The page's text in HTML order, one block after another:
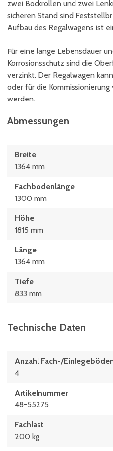
zwei Bockrollen und zwei
sicheren Stand sind
Aufbau des Regalwagens ist
Für eine lange Lebensdauer
Korrosionsschutz sind die
verzinkt. Der Regalwagen
oder für die
werden.
Abmessungen
Breite
1364 mm
Fachbodenlänge
1300 mm
Höhe
1815 mm
Länge
1364 mm
Tiefe
833 mm
Technische Daten
Anzahl Fach-/Einlegeböden
4
Artikelnummer
48-55275
Fachlast
200 kg